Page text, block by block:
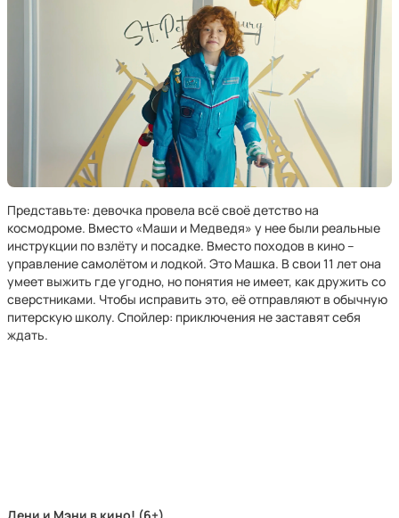
Представьте: девочка провела всё своё детство на
космодроме. Вместо «Маши и Медведя» у нее были реальные
инструкции по взлёту и посадке. Вместо походов в кино –
управление самолётом и лодкой. Это Машка. В свои 11 лет она
умеет выжить где угодно, но понятия не имеет, как дружить со
сверстниками. Чтобы исправить это, её отправляют в обычную
питерскую школу. Спойлер: приключения не заставят себя
ждать.